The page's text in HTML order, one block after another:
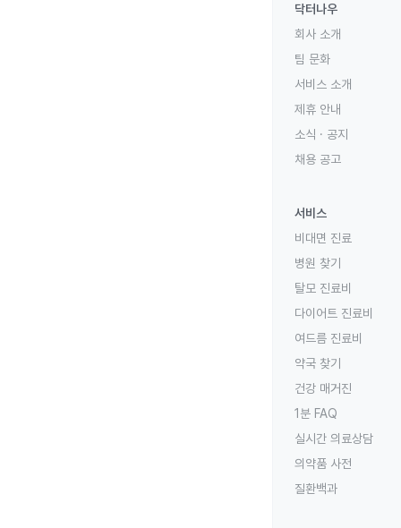
닥터나우
회사 소개
팀 문화
서비스 소개
제휴 안내
소식 · 공지
채용 공고
서비스
비대면 진료
병원 찾기
탈모 진료비
다이어트 진료비
여드름 진료비
약국 찾기
건강 매거진
1분 FAQ
실시간 의료상담
의약품 사전
질환백과